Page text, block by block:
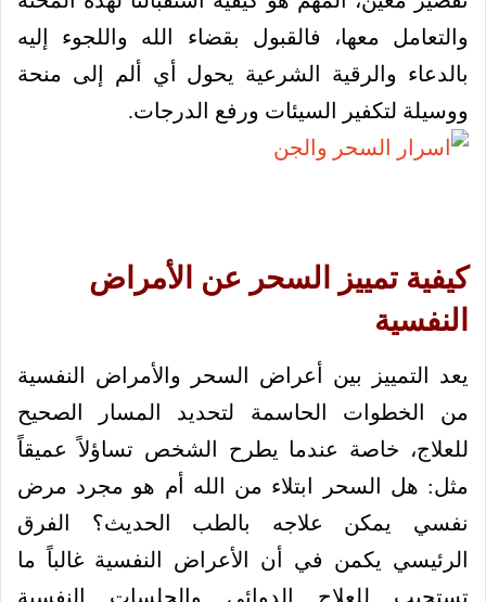
والتعامل معها، فالقبول بقضاء الله واللجوء إليه
بالدعاء والرقية الشرعية يحول أي ألم إلى منحة
ووسيلة لتكفير السيئات ورفع الدرجات.
كيفية تمييز السحر عن الأمراض
النفسية
يعد التمييز بين أعراض السحر والأمراض النفسية
من الخطوات الحاسمة لتحديد المسار الصحيح
للعلاج، خاصة عندما يطرح الشخص تساؤلاً عميقاً
مثل: هل السحر ابتلاء من الله أم هو مجرد مرض
نفسي يمكن علاجه بالطب الحديث؟ الفرق
الرئيسي يكمن في أن الأعراض النفسية غالباً ما
تستجيب للعلاج الدوائي والجلسات النفسية